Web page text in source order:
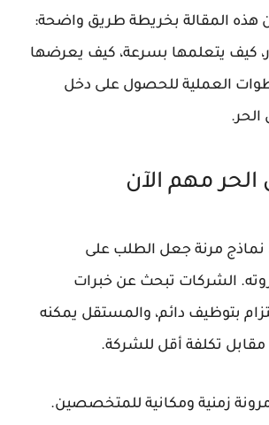
هذه المقالة بخريطة طريق واضحة:
كيف يتعلمها بسرعة، كيف يعرضها
العملية للحصول على دخل
الحر مهم الآن
نماذج مرنة جعل الطلب على
الشركات تبحث عن خبرات
بتوظيف دائم، والمستقل يمكنه
مقابل تكلفة أقل للشركة.
زمنية ومكانية للمتخصصين.